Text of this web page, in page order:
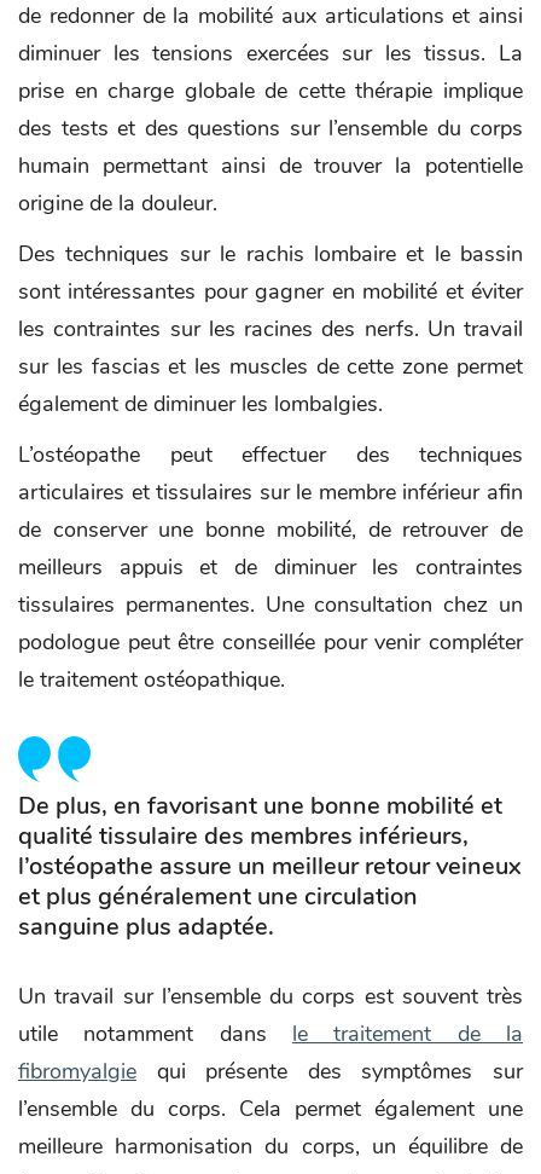
de redonner de la mobilité aux articulations et ainsi
diminuer les tensions exercées sur les tissus. La
prise en charge globale de cette thérapie implique
des tests et des questions sur l’ensemble du corps
humain permettant ainsi de trouver la potentielle
origine de la douleur.
Des techniques sur le rachis lombaire et le bassin
sont intéressantes pour gagner en mobilité et éviter
les contraintes sur les racines des nerfs. Un travail
sur les fascias et les muscles de cette zone permet
également de diminuer les lombalgies.
L’ostéopathe peut effectuer des techniques
articulaires et tissulaires sur le membre inférieur afin
de conserver une bonne mobilité, de retrouver de
meilleurs appuis et de diminuer les contraintes
tissulaires permanentes. Une consultation chez un
podologue peut être conseillée pour venir compléter
le traitement ostéopathique.
De plus, en favorisant une bonne mobilité et
qualité tissulaire des membres inférieurs,
l’ostéopathe assure un meilleur retour veineux
et plus généralement une circulation
sanguine plus adaptée.
Un travail sur l’ensemble du corps est souvent très
utile notamment dans le traitement de la
fibromyalgie qui présente des symptômes sur
l’ensemble du corps. Cela permet également une
meilleure harmonisation du corps, un équilibre de